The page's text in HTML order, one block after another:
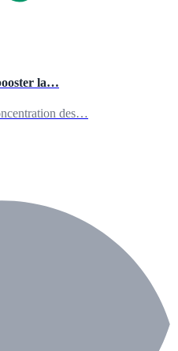
la…
des…